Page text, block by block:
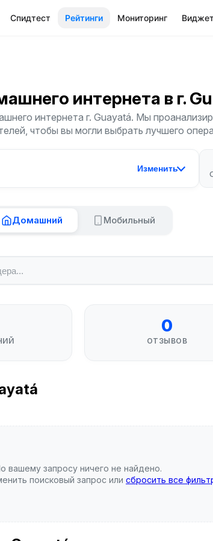
Спидтест Рейтинги Мониторинг
интернета в г.
интернета г. Guayatá. Мы
чтобы вы могли выбрать лучшего
Изменить
Домашний Мобильный
0
ОТЗЫВОВ
вашему запросу ничего не найдено.
поисковый запрос или сбросить все